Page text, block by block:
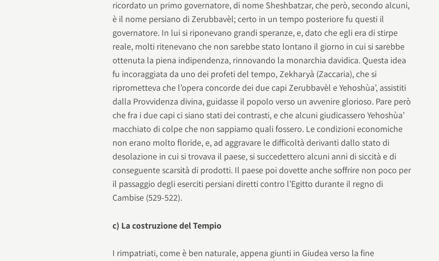
ricordato un primo governatore, di nome Sheshbatzar, che però, secondo alcuni,
è il nome persiano di Zerubbavèl; certo in un tempo posteriore fu questi il
governatore. In lui si riponevano grandi speranze, e, dato che egli era di stirpe
reale, molti ritenevano che non sarebbe stato lontano il giorno in cui si sarebbe
ottenuta la piena indipendenza, rinnovando la monarchia davidica. Questa idea
fu incoraggiata da uno dei profeti del tempo, Zekharyà (Zaccaria), che si
riprometteva che l’opera concorde dei due capi Zerubbavèl e Yehoshùa’, assistiti
dalla Provvidenza divina, guidasse il popolo verso un avvenire glorioso. Pare però
che fra i due capi ci siano stati dei contrasti, e che alcuni giudicassero Yehoshùa’
macchiato di colpe che non sappiamo quali fossero. Le condizioni economiche
non erano molto floride, e, ad aggravare le difficoltà derivanti dallo stato di
desolazione in cui si trovava il paese, si succedettero alcuni anni di siccità e di
conseguente scarsità di prodotti. Il paese poi dovette anche soffrire non poco per
il passaggio degli eserciti persiani diretti contro l’Egitto durante il regno di
Cambise (529-522).
c) La costruzione del Tempio
I rimpatriati, come è ben naturale, appena giunti in Giudea verso la fine